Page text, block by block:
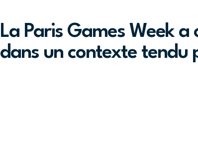
La Paris Games Week
dans un contexte tendu